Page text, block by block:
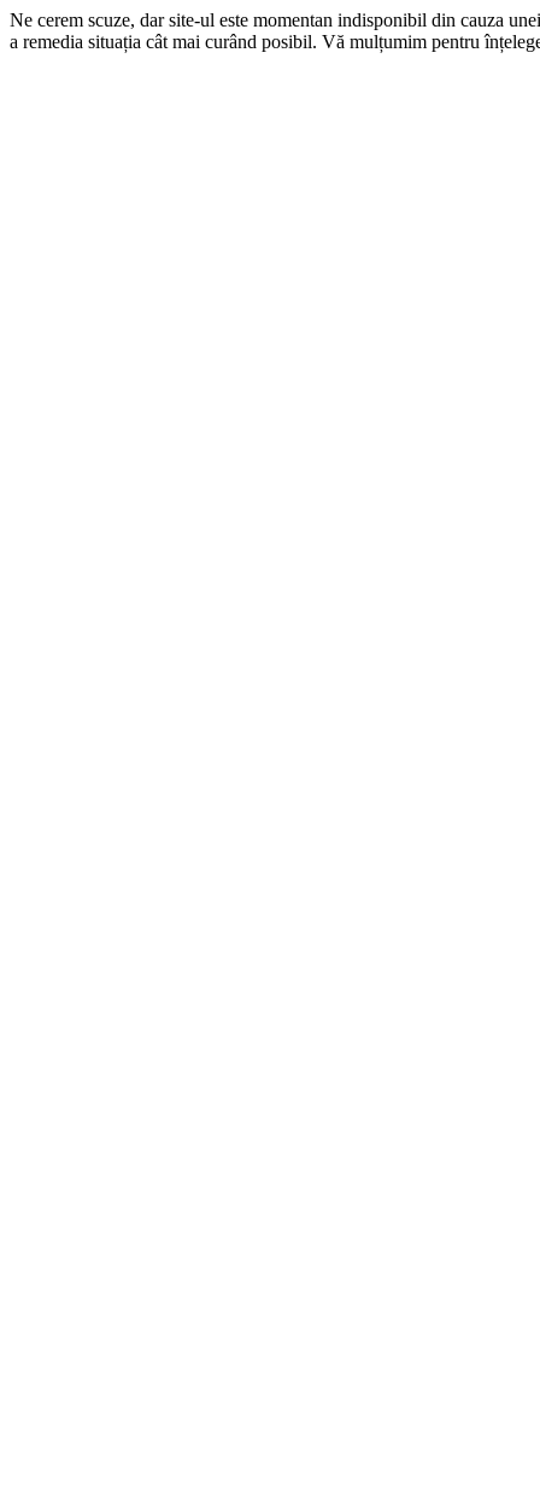
Ne cerem scuze, dar site-ul este momentan indisponibil din cauza
a remedia situația cât mai curând posibil. Vă mulțumim pentru